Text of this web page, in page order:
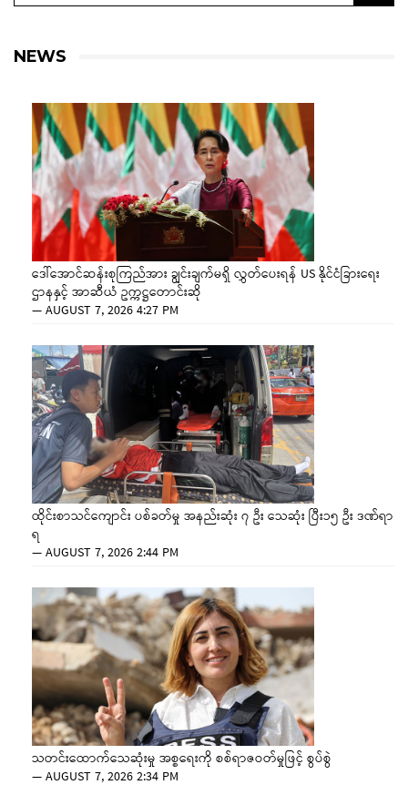
NEWS
ဒေါ်အောင်ဆန်းစုကြည်အား ချွင်းချက်မရှိ လွှတ်ပေးရန် US နိုင်ငံခြားရေး
ဌာနနှင့် အာဆီယံ ဥက္ကဋ္ဌတောင်းဆို
—AUGUST 7, 2026 4:27 PM
ထိုင်းစာသင်ကျောင်း ပစ်ခတ်မှု အနည်းဆုံး ၇ ဦး သေဆုံး ပြီး၁၅ ဦး ဒဏ်ရာ
ရ
—AUGUST 7, 2026 2:44 PM
သတင်းထောက်သေဆုံးမှု အစ္စရေးကို စစ်ရာဇဝတ်မှုဖြင့် စွပ်စွဲ
—AUGUST 7, 2026 2:34 PM